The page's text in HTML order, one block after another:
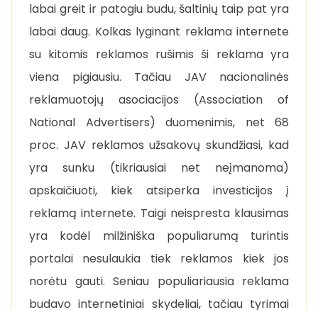
labai greit ir patogiu budu, šaltinių taip pat yra
labai daug. Kolkas lyginant reklama internete
su kitomis reklamos rušimis ši reklama yra
viena pigiausiu. Tačiau JAV nacionalinės
reklamuotojų asociacijos (Association of
National Advertisers) duomenimis, net 68
proc. JAV reklamos užsakovų skundžiasi, kad
yra sunku (tikriausiai net neįmanoma)
apskaičiuoti, kiek atsiperka investicijos į
reklamą internete. Taigi neispresta klausimas
yra kodėl milžiniška populiarumą turintis
portalai nesulaukia tiek reklamos kiek jos
norėtu gauti. Seniau populiariausia reklama
budavo internetiniai skydeliai, tačiau tyrimai